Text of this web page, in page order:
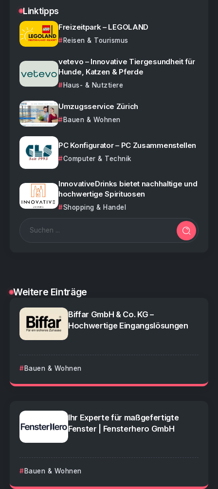
Linktipps
Freizeitpark – LEGOLAND
Reisen & Tourismus
vetevo – Innovative Tiergesundheit für
Hunde, Katzen & Pferde
Haus- & Nutztiere
Umzugsservice Zürich
Bauen & Wohnen
PC Konfigurator – PC Zusammenstellen
Computer & Technik
InnovativeDrinks bietet nachhaltige und
hochwertige Spirituosen
Shopping & Handel
Weitere Einträge
Biffar GmbH & Co. KG –
Hochwertige Eingangslösungen
Bauen & Wohnen
Ihr Experte für maßgefertigte
Fenster | Fensterhero GmbH
Bauen & Wohnen